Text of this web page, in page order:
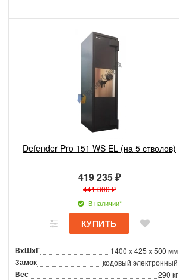
Defender Pro 151 WS EL (на 5 стволов)
419 235 ₽
441 300 ₽
В наличии*
ВxШxГ 1400 x 425 x 500 мм
Замок кодовый электронный
Вес 290 кг